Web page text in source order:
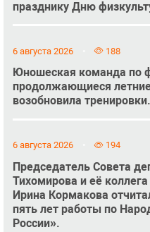
празднику Дню
6 августа 2026 188
Юношеская команда по
продолжающиеся
возобновила тренировки.
6 августа 2026 194
Председатель Совета
Тихомирова и её
Ирина Кормакова
пять лет работы по
России».